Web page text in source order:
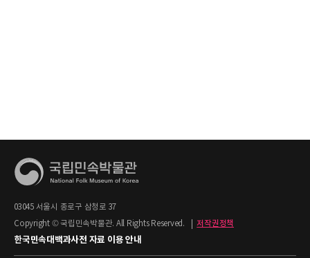
03045 서울시 종로구 삼청로 37
Copyright © 국립민속박물관. All Rights Reserved.
저작권정책
한국민속대백과사전 자료 이용 안내